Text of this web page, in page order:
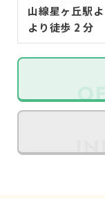
山線星ヶ丘駅
より徒歩 2 分